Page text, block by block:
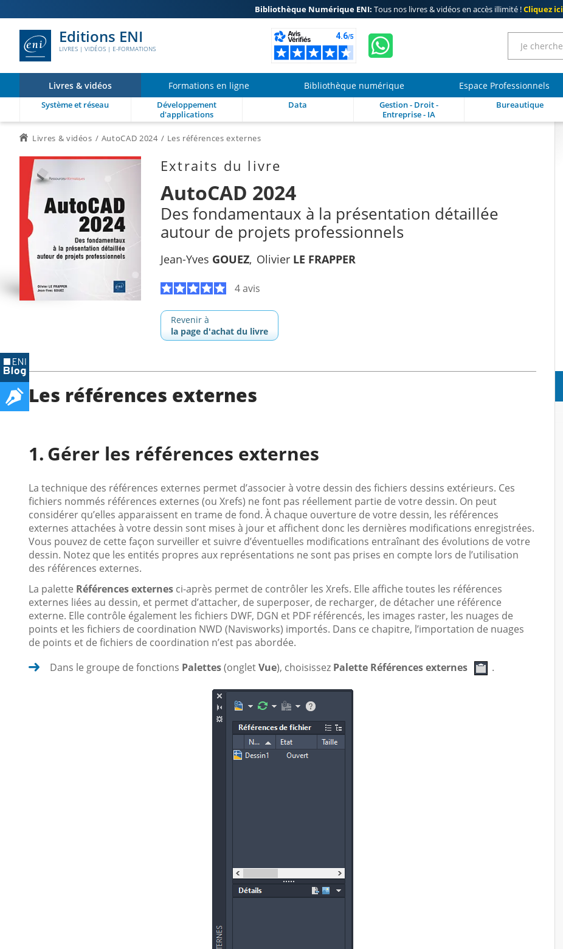
Bibliothèque Numérique ENI: Tous nos livres & vidéos en accès illimité !Cliquez ici
Editions ENI
LIVRES | VIDÉOS | E-FORMATIONS
Livres & vidéos Formations en ligne Bibliothèque numérique Espace Professionnels
Système et réseau
Développement
d'applications
Data
Gestion - Droit -
Entreprise - IA
Bureautique
Livres & vidéos AutoCAD 2024 Les références externes
Extraits du livre
AutoCAD 2024
Des fondamentaux à la présentation détaillée
autour de projets professionnels
Jean-Yves GOUEZ Olivier LE FRAPPER
4 avis
Revenir à
la page d'achat du livre
Les références externes
Gérer les références externes
La technique des références externes permet d’associer à votre dessin des fichiers dessins extérieurs. Ces
fichiers nommés références externes (ou Xrefs) ne font pas réellement partie de votre dessin. On peut
considérer qu’elles apparaissent en trame de fond. À chaque ouverture de votre dessin, les références
externes attachées à votre dessin sont mises à jour et affichent donc les dernières modifications enregistrées.
Vous pouvez de cette façon surveiller et suivre d’éventuelles modifications entraînant des évolutions de votre
dessin. Notez que les entités propres aux représentations ne sont pas prises en compte lors de l’utilisation
des références externes.
La palette Références externes ci-après permet de contrôler les Xrefs. Elle affiche toutes les références
externes liées au dessin, et permet d’attacher, de superposer, de recharger, de détacher une référence
externe. Elle contrôle également les fichiers DWF, DGN et PDF référencés, les images raster, les nuages de
points et les fichiers de coordination NWD (Navisworks) importés. Dans ce chapitre, l’importation de nuages
de points et de fichiers de coordination n’est pas abordée.
Dans le groupe de fonctions Palettes(ongletVue), choisissez Palette Références externes .